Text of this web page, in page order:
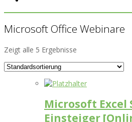
Microsoft Office Webinare
Zeigt alle 5 Ergebnisse
Microsoft
Einsteiger